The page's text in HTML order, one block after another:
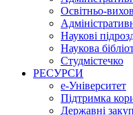
Освітньо-
Наукові
Наукова
Студмістечко
РЕСУРСИ
е-Університет
Підтримка
Державні